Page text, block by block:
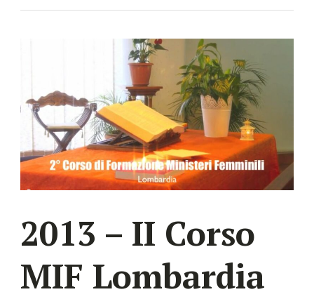
2013 – II Corso
MIF Lombardia